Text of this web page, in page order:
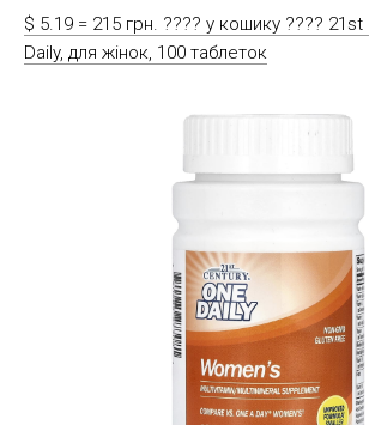
$ 5.19 = 215 грн. ????️ у кошику ????️ 21st
Daily, для жінок, 100 таблеток